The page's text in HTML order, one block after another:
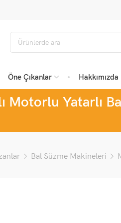
Öne Çıkanlar Hakkımızda
Motorlu Yatarlı
Bal Süzme Makineleri